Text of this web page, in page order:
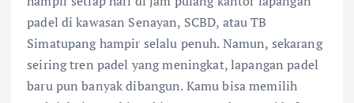
padel di kawasan Senayan, SCBD, atau TB
Simatupang hampir selalu penuh. Namun, sekarang
seiring tren padel yang meningkat, lapangan padel
baru pun banyak dibangun. Kamu bisa memilih